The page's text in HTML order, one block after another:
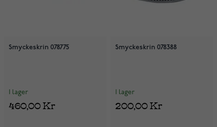
Smyckeskrin 078775
I lager
460,00 Kr
Smyckeskrin 078388
I lager
200,00 Kr